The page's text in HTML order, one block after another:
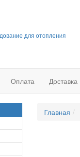
Оплата Доставка
Главная